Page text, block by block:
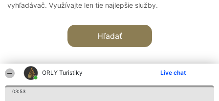
ORLY Turistiky Live chat
03:53
vyhľadávač. Využívajte len tie najlepšie služby.
Hľadať